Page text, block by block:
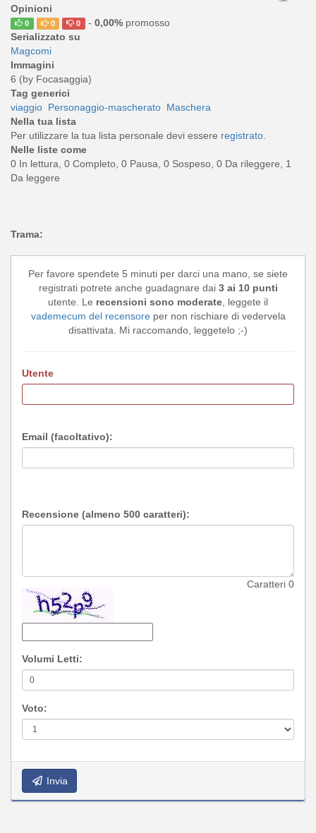
Opinioni
0 0 0 - 0,00%promosso
Serializzato su
Magcomi
Immagini
6 (by Focasaggia)
Tag generici
viaggio Personaggio-mascherato Maschera
Nella tua lista
Per utilizzare la tua lista personale devi essere registrato.
Nelle liste come
0 In lettura, 0 Completo, 0 Pausa, 0 Sospeso, 0 Da rileggere, 1
Da leggere
Trama:
Per favore spendete 5 minuti per darci una mano, se siete
registrati potrete anche guadagnare dai 3 ai 10 punti
utente. Le recensioni sono moderate, leggete il
vademecum del recensoreper non rischiare di vedervela
disattivata. Mi raccomando, leggetelo ;-)
Utente
Email (facoltativo):
Recensione (almeno 500 caratteri):
Caratteri 0
Volumi Letti:
Voto:
Invia